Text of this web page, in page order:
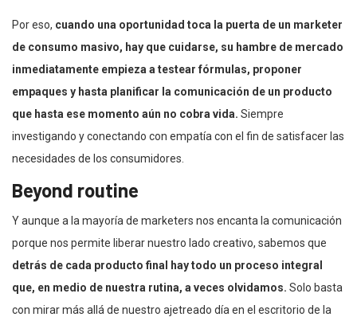
Por eso, cuando una oportunidad toca la puerta de un marketer
de consumo masivo, hay que cuidarse, su hambre de mercado
inmediatamente empieza a testear fórmulas, proponer
empaques y hasta planificar la comunicación de un producto
que hasta ese momento aún no cobra vida. Siempre
investigando y conectando con empatía con el fin de satisfacer las
necesidades de los consumidores.
Beyond routine
Y aunque a la mayoría de marketers nos encanta la comunicación
porque nos permite liberar nuestro lado creativo, sabemos que
detrás de cada producto final hay todo un proceso integral
que, en medio de nuestra rutina, a veces olvidamos. Solo basta
con mirar más allá de nuestro ajetreado día en el escritorio de la